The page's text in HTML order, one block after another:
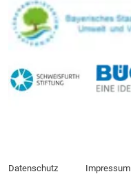
Datenschutz Impressum